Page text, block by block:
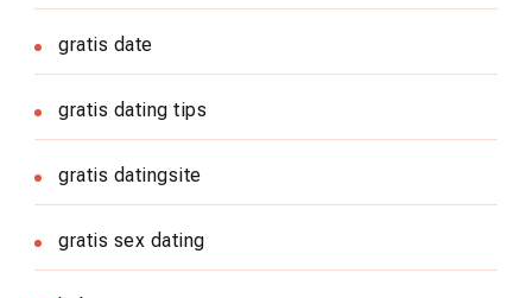
gratis date
gratis dating tips
gratis datingsite
gratis sex dating